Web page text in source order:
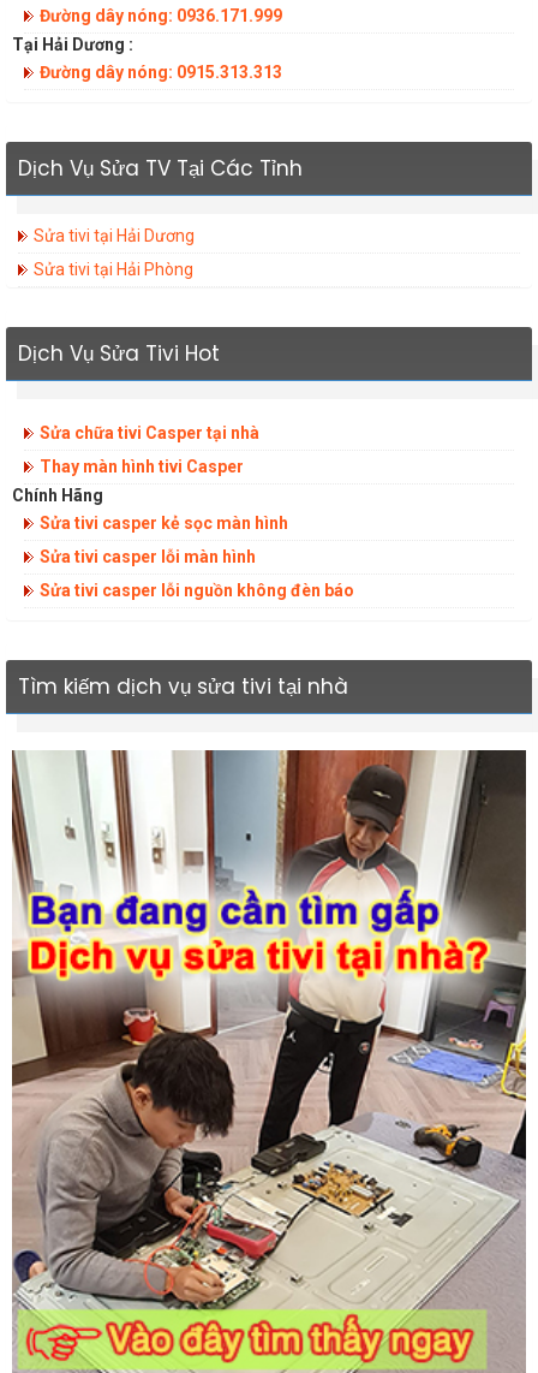
Đường dây nóng: 0936.171.999
Tại Hải Dương :
Đường dây nóng: 0915.313.313
Dịch Vụ Sửa TV Tại Các Tỉnh
Sửa tivi tại Hải Dương
Sửa tivi tại Hải Phòng
Dịch Vụ Sửa Tivi Hot
Sửa chữa tivi Casper tại nhà
Thay màn hình tivi Casper
Chính Hãng
Sửa tivi casper kẻ sọc màn hình
Sửa tivi casper lỗi màn hình
Sửa tivi casper lỗi nguồn không đèn báo
Tìm kiếm dịch vụ sửa tivi tại nhà